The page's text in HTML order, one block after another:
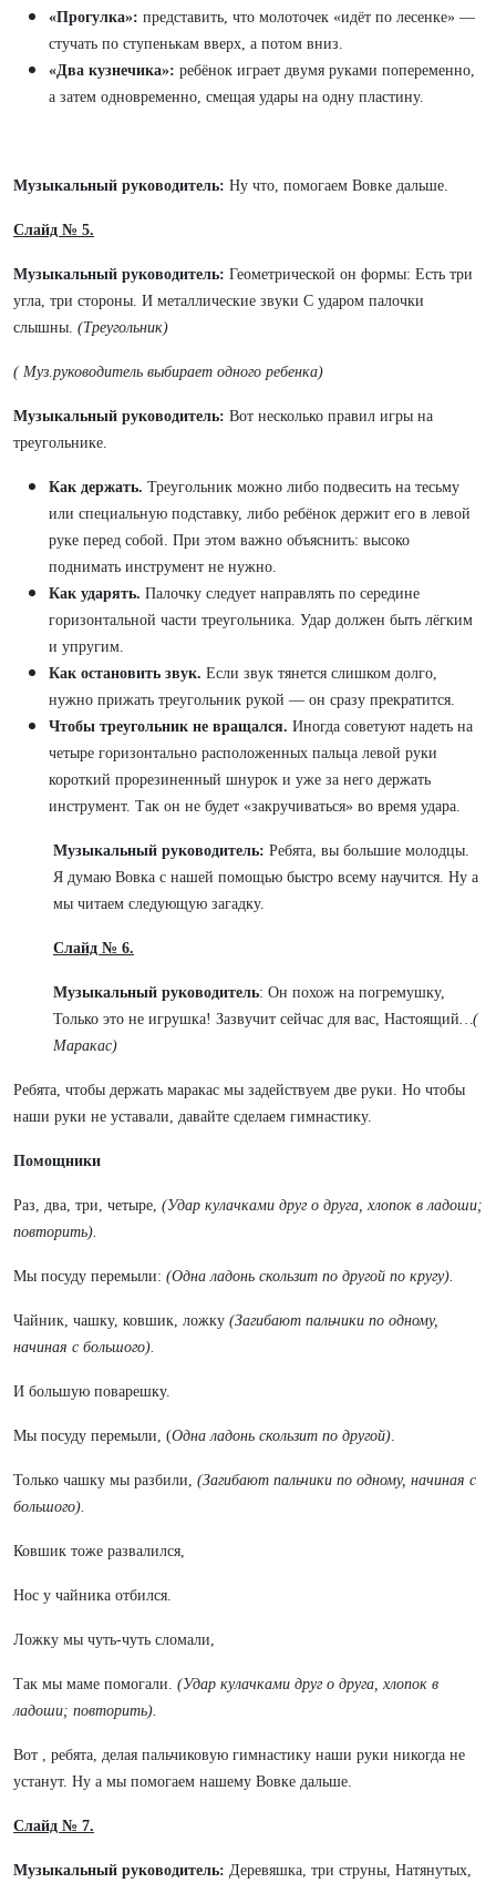
«Прогулка»: представить, что молоточек «идёт по лесенке» —
стучать по ступенькам вверх, а потом вниз.
«Два кузнечика»: ребёнок играет двумя руками попеременно,
а затем одновременно, смещая удары на одну пластину.
Музыкальный руководитель: Ну что, помогаем Вовке дальше.
Слайд № 5.
Музыкальный руководитель: Геометрической он формы: Есть три
угла, три стороны. И металлические звуки С ударом палочки
слышны. (Треугольник)
( Муз.руководитель выбирает одного ребенка)
Музыкальный руководитель: Вот несколько правил игры на
треугольнике.
Как держать. Треугольник можно либо подвесить на тесьму
или специальную подставку, либо ребёнок держит его в левой
руке перед собой. При этом важно объяснить: высоко
поднимать инструмент не нужно.
Как ударять. Палочку следует направлять по середине
горизонтальной части треугольника. Удар должен быть лёгким
и упругим.
Как остановить звук. Если звук тянется слишком долго,
нужно прижать треугольник рукой — он сразу прекратится.
Чтобы треугольник не вращался. Иногда советуют надеть на
четыре горизонтально расположенных пальца левой руки
короткий прорезиненный шнурок и уже за него держать
инструмент. Так он не будет «закручиваться» во время удара.
Музыкальный руководитель: Ребята, вы большие молодцы.
Я думаю Вовка с нашей помощью быстро всему научится. Ну а
мы читаем следующую загадку.
Слайд № 6.
Музыкальный руководитель: Он похож на погремушку,
Только это не игрушка! Зазвучит сейчас для вас, Настоящий…(
Маракас)
Ребята, чтобы держать маракас мы задействуем две руки. Но чтобы
наши руки не уставали, давайте сделаем гимнастику.
Помощники
Раз, два, три, четыре, (Удар кулачками друг о друга, хлопок в ладоши;
повторить).
Мы посуду перемыли: (Одна ладонь скользит по другой по кругу).
Чайник, чашку, ковшик, ложку (Загибают пальчики по одному,
начиная с большого).
И большую поварешку.
Мы посуду перемыли, (Одна ладонь скользит по другой).
Только чашку мы разбили, (Загибают пальчики по одному, начиная с
большого).
Ковшик тоже развалился,
Нос у чайника отбился.
Ложку мы чуть-чуть сломали,
Так мы маме помогали. (Удар кулачками друг о друга, хлопок в
ладоши; повторить).
Вот , ребята, делая пальчиковую гимнастику наши руки никогда не
устанут. Ну а мы помогаем нашему Вовке дальше.
Слайд № 7.
Музыкальный руководитель: Деревяшка, три струны, Натянутых,